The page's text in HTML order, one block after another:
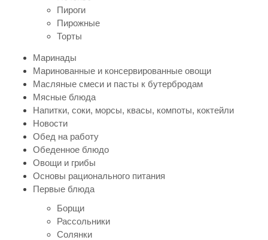
Пироги
Пирожные
Торты
Маринады
Маринованные и консервированные овощи
Масляные смеси и пасты к бутербродам
Мясные блюда
Напитки, соки, морсы, квасы, компоты, коктейли
Новости
Обед на работу
Обеденное блюдо
Овощи и грибы
Основы рационального питания
Первые блюда
Борщи
Рассольники
Солянки